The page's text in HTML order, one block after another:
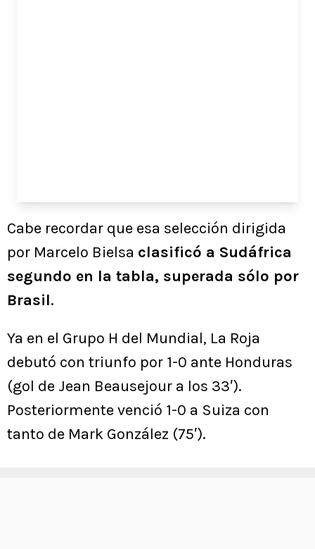
Cabe recordar que esa selección dirigida
por Marcelo Bielsa clasificó a Sudáfrica
segundo en la tabla, superada sólo por
Brasil.
Ya en el Grupo H del Mundial, La Roja
debutó con triunfo por 1-0 ante Honduras
(gol de Jean Beausejour a los 33′).
Posteriormente venció 1-0 a Suiza con
tanto de Mark González (75′).